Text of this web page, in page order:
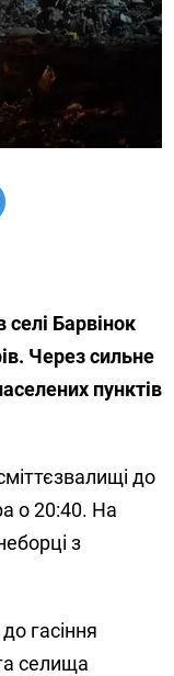
Барвінок
Через сильне
пунктів
до
о 20:40. На
з
гасіння
селища